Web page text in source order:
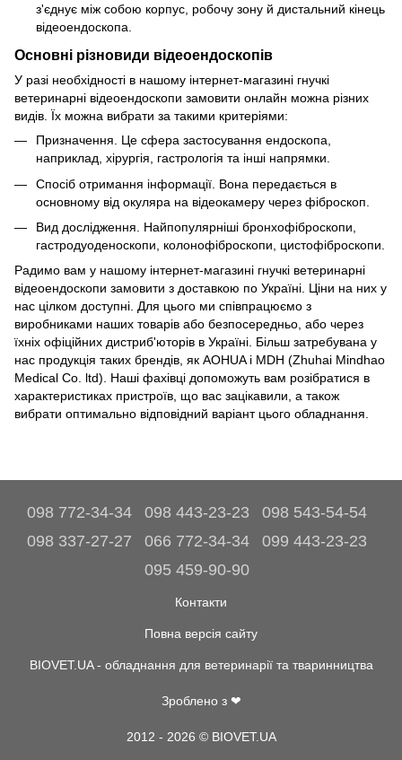
з'єднує між собою корпус, робочу зону й дистальний кінець
відеоендоскопа.
Основні різновиди відеоендоскопів
У разі необхідності в нашому інтернет-магазині гнучкі
ветеринарні відеоендоскопи замовити онлайн можна різних
видів. Їх можна вибрати за такими критеріями:
Призначення. Це сфера застосування ендоскопа,
наприклад, хірургія, гастрологія та інші напрямки.
Спосіб отримання інформації. Вона передається в
основному від окуляра на відеокамеру через фіброскоп.
Вид дослідження. Найпопулярніші бронхофіброскопи,
гастродуоденоскопи, колонофіброскопи, цистофіброскопи.
Радимо вам у нашому інтернет-магазині гнучкі ветеринарні
відеоендоскопи замовити з доставкою по Україні. Ціни на них у
нас цілком доступні. Для цього ми співпрацюємо з
виробниками наших товарів або безпосередньо, або через
їхніх офіційних дистриб'юторів в Україні. Більш затребувана у
нас продукція таких брендів, як AOHUA і MDH (Zhuhai Mindhao
Medical Co. ltd). Наші фахівці допоможуть вам розібратися в
характеристиках пристроїв, що вас зацікавили, а також
вибрати оптимально відповідний варіант цього обладнання.
098 772-34-34 098 443-23-23
098 543-54-54
098 337-27-27
066 772-34-34
099 443-23-23
095 459-90-90
Контакти
Повна версія сайту
BIOVET.UA - обладнання для ветеринарії та тваринництва
Зроблено з ❤
2012 - 2026 © BIOVET.UA